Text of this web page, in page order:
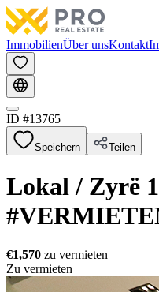
ImmobilienÜber unsKontakt
ID #13765
Speichern Teilen
Lokal / Zyrë
€1,570 zu vermieten
Zu vermieten